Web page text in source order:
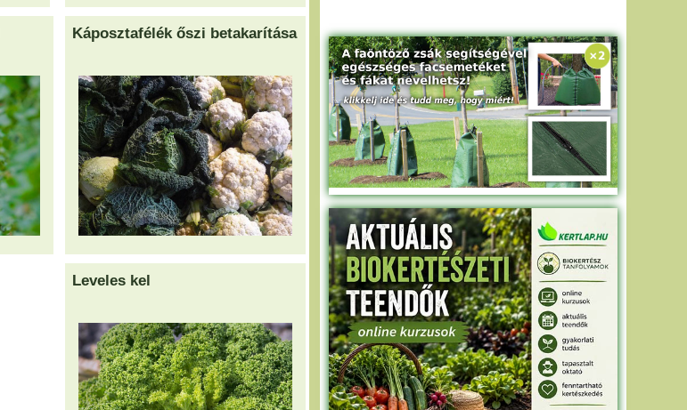
Káposztafélék őszi betakarítása
Leveles kel